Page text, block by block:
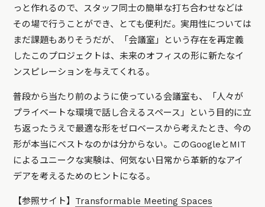
っと作れるので、スタッフ同士の簡単な打ち合わせなどは
その場で行うことができ、とても便利だ。実用性については
まだ課題もありそうだが、「会議室」という存在を再定義
したこのプロジェクトは、未来のオフィスの形に新たなイ
ンスピレーションを与えてくれる。
普段から当たり前のように使っている会議室も、「人々が
プライベートな環境で話し合えるスペース」という目的に立
ち返ったうえで最適な形をゼロベースから考えたとき、今の
形が本当にベストなのかは分からない。このGoogleとMIT
によるユニークな実験は、何気ない日常から革新的なアイ
デアを考えるためのヒントになる。
【参照サイト】 Transformable Meeting Spaces